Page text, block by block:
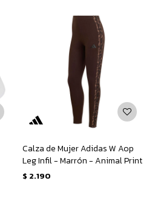
Calza de Mujer Adidas W Aop
Leg Infil - Marrón - Animal Print
$ 2.190